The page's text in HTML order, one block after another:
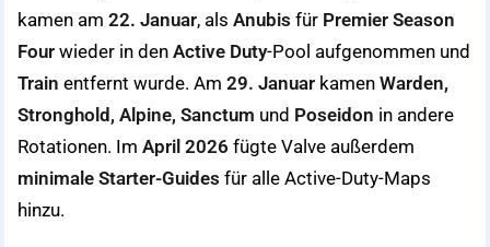
kamen am 22. Januar, als Anubis für Premier Season
Four wieder in den Active Duty-Pool aufgenommen und
Train entfernt wurde. Am 29. Januar kamen Warden,
Stronghold, Alpine, Sanctum und Poseidon in andere
Rotationen. Im April 2026 fügte Valve außerdem
minimale Starter-Guides für alle Active-Duty-Maps
hinzu.